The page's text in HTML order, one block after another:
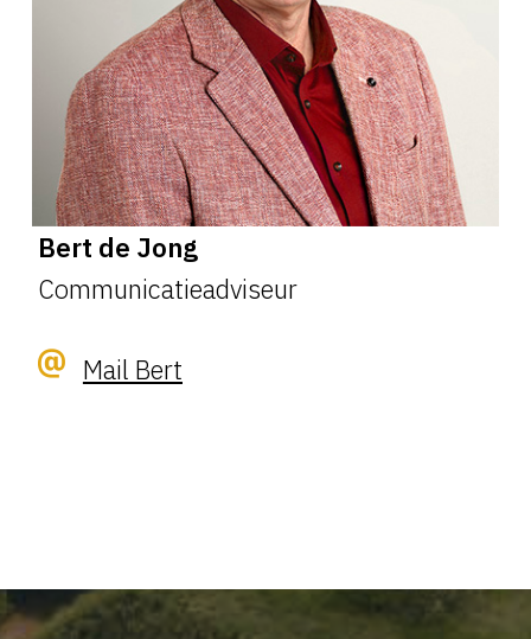
Bert de Jong
Communicatieadviseur
Mail Bert